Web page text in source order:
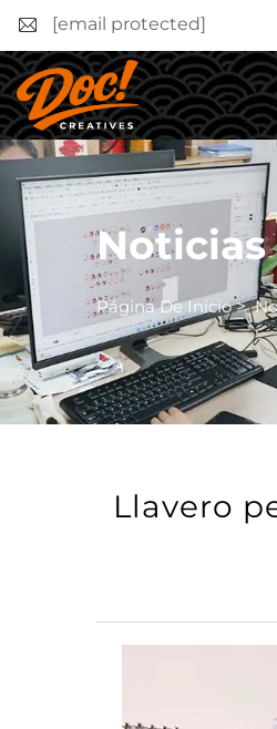
[email protected]
Noticias
Página De Inicio>
Llavero